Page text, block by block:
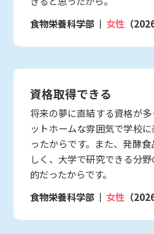
食物栄養科学部
女性 （
資格取得できる
将来の夢に直結する資格が
ットホームな雰囲気で学校
ったからです。また、発酵
しく、大学で研究できる分
的だったからです。
食物栄養科学部
女性 （